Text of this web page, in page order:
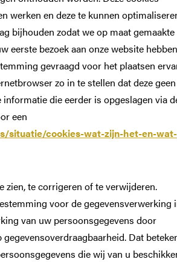
BRABANTS KLOOSTERLEVEN
werken en deze te kunnen
bijhouden zodat we op maat gemaakte
eerste bezoek aan onze website hebben
gevraagd voor het plaatsen
zo in te stellen dat deze geen
die eerder is opgeslagen via
een
situatie/cookies-wat-zijn-het-en-wat-
zien, te corrigeren of te verwijderen.
voor de gegevensverwerking
van uw persoonsgegevens door
Dat
die wij van u